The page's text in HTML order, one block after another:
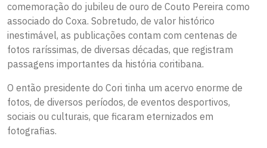
comemoração do jubileu de ouro de Couto Pereira como
associado do Coxa. Sobretudo, de valor histórico
inestimável, as publicações contam com centenas de
fotos raríssimas, de diversas décadas, que registram
passagens importantes da história coritibana.
O então presidente do Cori tinha um acervo enorme de
fotos, de diversos períodos, de eventos desportivos,
sociais ou culturais, que ficaram eternizados em
fotografias.